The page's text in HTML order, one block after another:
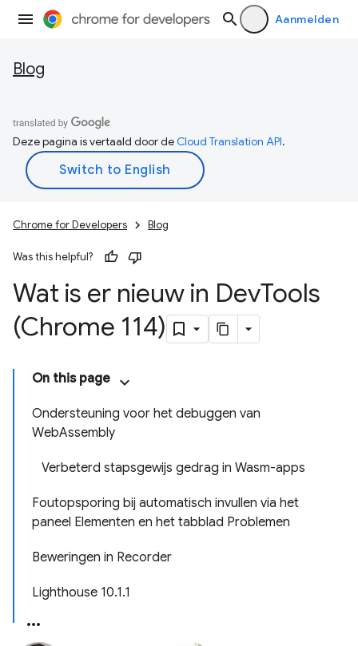
Aanmelden
Blog
Deze pagina is vertaald door deCloud Translation API.
Chrome for Developers Blog
Was this helpful?
Wat is er nieuw in DevTools
(Chrome 114)
On this page
Ondersteuning voor het debuggen van
WebAssembly
Verbeterd stapsgewijs gedrag in Wasm-apps
Foutopsporing bij automatisch invullen via het
paneel Elementen en het tabblad Problemen
Beweringen in Recorder
Lighthouse 10.1.1